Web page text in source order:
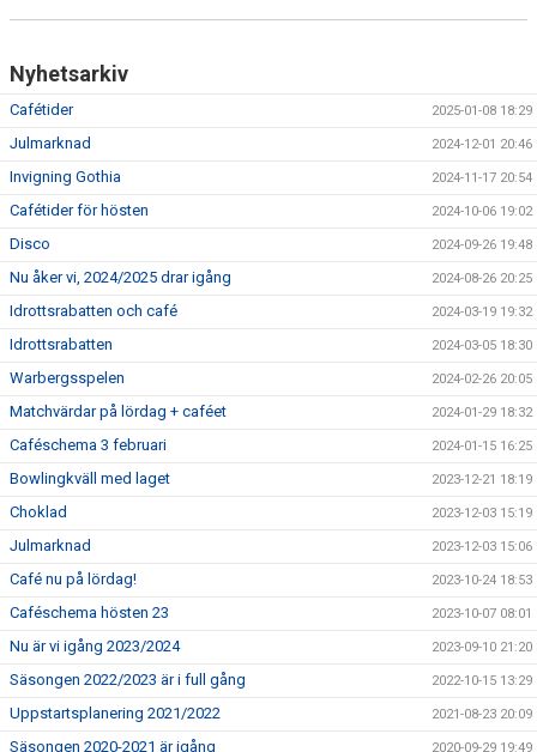
Nyhetsarkiv
Cafétider 2025-01-08 18:29
Julmarknad 2024-12-01 20:46
Invigning Gothia 2024-11-17 20:54
Cafétider för hösten 2024-10-06 19:02
Disco 2024-09-26 19:48
Nu åker vi, 2024/2025 drar igång 2024-08-26 20:25
Idrottsrabatten och café 2024-03-19 19:32
Idrottsrabatten 2024-03-05 18:30
Warbergsspelen 2024-02-26 20:05
Matchvärdar på lördag + caféet 2024-01-29 18:32
Caféschema 3 februari 2024-01-15 16:25
Bowlingkväll med laget 2023-12-21 18:19
Choklad 2023-12-03 15:19
Julmarknad 2023-12-03 15:06
Café nu på lördag! 2023-10-24 18:53
Caféschema hösten 23 2023-10-07 08:01
Nu är vi igång 2023/2024 2023-09-10 21:20
Säsongen 2022/2023 är i full gång 2022-10-15 13:29
Uppstartsplanering 2021/2022 2021-08-23 20:09
Säsongen 2020-2021 är igång 2020-09-29 19:49